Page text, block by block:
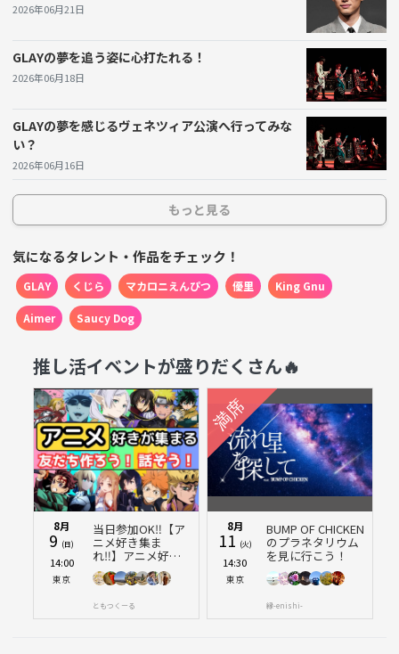
また、ガシャポンはそれ自体が旅の目的にもなりうる。
お店を巡りながらどれだけのデザインが手に入るか、友
達と競い合ったり、集める旅を企画するのも楽しそう。
イベントとして「GLAYをテーマにしたグッズ取り扱い店
巡り」を企画して、皆で一緒に楽しむのも良いだろう。
これにより、音楽仲間とつながりながら、日常の中でも
り、語り合ったりする仲間がいることで、推しへの愛情
がより深まる。画面越しではなく、実際に会って楽しむ
ことで、本当の熱が生まれる。これを機に、ぜひ周りの
しい。
2026年06月21日
GLAYの夢を追う姿に心打たれる！
2026年06月18日
GLAYの夢を感じるヴェネツィア公演へ行ってみな
い？
2026年06月16日
もっと見る
気になるタレント・作品をチェック！
GLAY くじら マカロニえんぴつ 優里 King Gnu
Aimer Saucy Dog
推し活イベントが盛りだくさん🔥
8月
9 (日)
14:00
東京
当日参加OK‼️【ア
ニメ好き集ま
れ‼️】アニメ好き
と話したり、友達
作りをしよう
迎】【20代30代】
ともつくーる
8月
11 (火)
14:30
東京
BUMP OF CHICKEN
のプラネタリウム
を見に行こう！
縁-enishi-